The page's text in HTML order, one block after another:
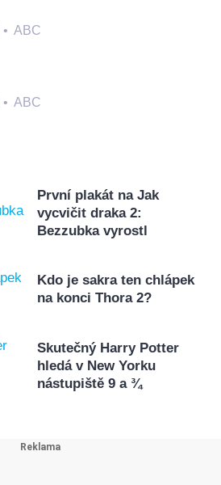
• ABC
• ABC
První plakát na Jak
vycvičit draka 2:
Bezzubka vyrostl
Kdo je sakra ten chlápek
na konci Thora 2?
Skutečný Harry Potter
hledá v New Yorku
nástupiště 9 a ¾